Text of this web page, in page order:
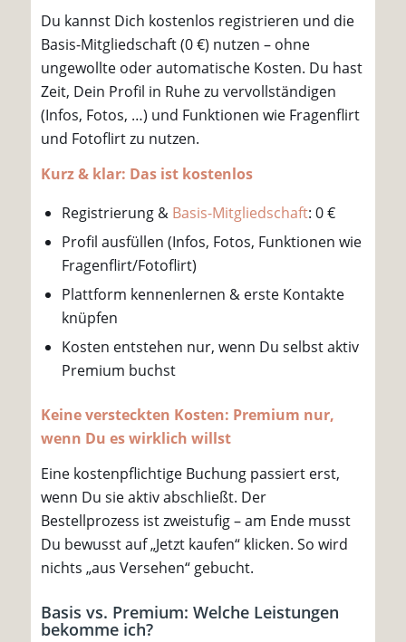
Du kannst Dich kostenlos registrieren und die
Basis-Mitgliedschaft (0 €) nutzen – ohne
ungewollte oder automatische Kosten. Du hast
Zeit, Dein Profil in Ruhe zu vervollständigen
(Infos, Fotos, …) und Funktionen wie Fragenflirt
und Fotoflirt zu nutzen.
Kurz & klar: Das ist kostenlos
Registrierung & Basis-Mitgliedschaft: 0 €
Profil ausfüllen (Infos, Fotos, Funktionen wie
Fragenflirt/Fotoflirt)
Plattform kennenlernen & erste Kontakte
knüpfen
Kosten entstehen nur, wenn Du selbst aktiv
Premium buchst
Keine versteckten Kosten: Premium nur,
wenn Du es wirklich willst
Eine kostenpflichtige Buchung passiert erst,
wenn Du sie aktiv abschließt. Der
Bestellprozess ist zweistufig – am Ende musst
Du bewusst auf „Jetzt kaufen“ klicken. So wird
nichts „aus Versehen“ gebucht.
Basis vs. Premium: Welche Leistungen
bekomme ich?